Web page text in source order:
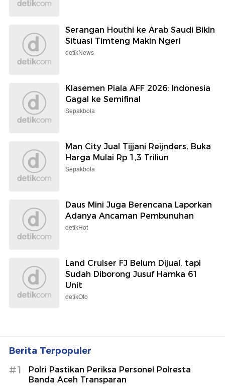
Serangan Houthi ke Arab Saudi Bikin
Situasi Timteng Makin Ngeri
detikNews
Klasemen Piala AFF 2026: Indonesia
Gagal ke Semifinal
Sepakbola
Man City Jual Tijjani Reijnders, Buka
Harga Mulai Rp 1,3 Triliun
Sepakbola
Daus Mini Juga Berencana Laporkan
Adanya Ancaman Pembunuhan
detikHot
Land Cruiser FJ Belum Dijual, tapi
Sudah Diborong Jusuf Hamka 61
Unit
detikOto
Berita Terpopuler
#1
Polri Pastikan Periksa Personel Polresta
Banda Aceh Transparan